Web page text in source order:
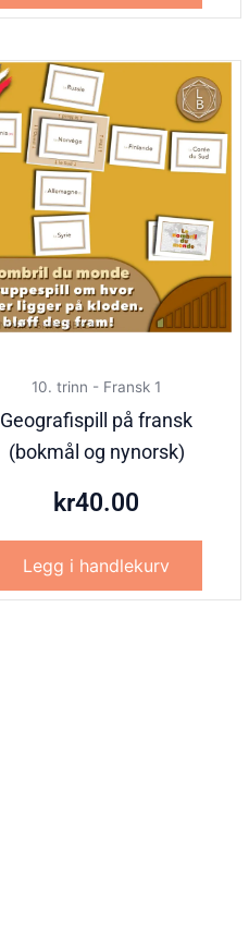
10. trinn - Fransk 1
Geografispill på fransk
(bokmål og nynorsk)
kr40.00
Legg i handlekurv